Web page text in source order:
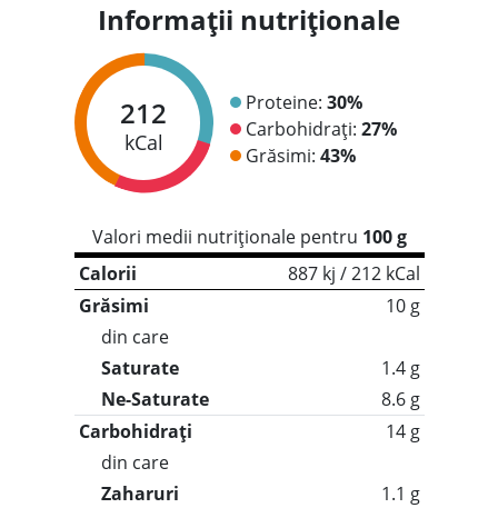
Informații nutriționale
212
kCal
Proteine: 30%
Carbohidrați: 27%
Grăsimi: 43%
Valori medii nutriționale pentru 100 g
Calorii
887 kj / 212 kCal
Grăsimi
10 g
din care
Saturate
1.4 g
Ne-Saturate
8.6 g
Carbohidrați
14 g
din care
Zaharuri
1.1 g